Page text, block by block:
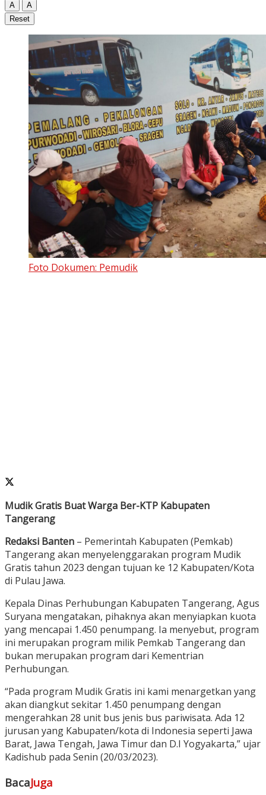
A
A
Reset
Foto Dokumen: Pemudik
Mudik Gratis Buat Warga Ber-KTP Kabupaten
Tangerang
Redaksi Banten – Pemerintah Kabupaten (Pemkab)
Tangerang akan menyelenggarakan program Mudik
Gratis tahun 2023 dengan tujuan ke 12 Kabupaten/Kota
di Pulau Jawa.
Kepala Dinas Perhubungan Kabupaten Tangerang, Agus
Suryana mengatakan, pihaknya akan menyiapkan kuota
yang mencapai 1.450 penumpang. Ia menyebut, program
ini merupakan program milik Pemkab Tangerang dan
bukan merupakan program dari Kementrian
Perhubungan.
“Pada program Mudik Gratis ini kami menargetkan yang
akan diangkut sekitar 1.450 penumpang dengan
mengerahkan 28 unit bus jenis bus pariwisata. Ada 12
jurusan yang Kabupaten/kota di Indonesia seperti Jawa
Barat, Jawa Tengah, Jawa Timur dan D.I Yogyakarta,” ujar
Kadishub pada Senin (20/03/2023).
BacaJuga